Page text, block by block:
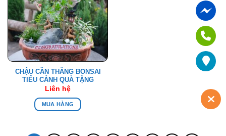
CHẬU CẦN THĂNG BONSAI
TIỂU CẢNH QUÀ TẶNG
Liên hệ
MUA HÀNG